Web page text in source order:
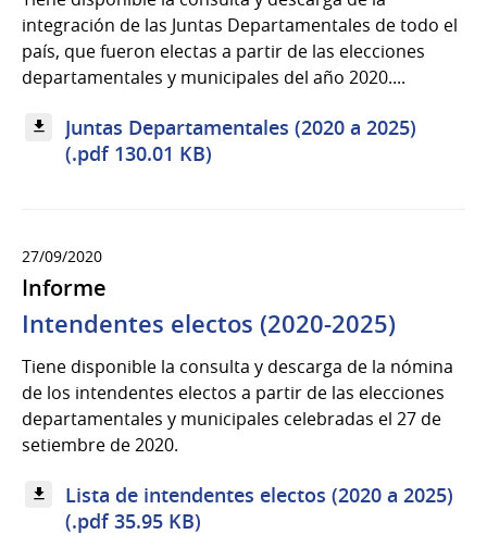
integración de las Juntas Departamentales de todo el
país, que fueron electas a partir de las elecciones
departamentales y municipales del año 2020....
Juntas Departamentales (2020 a 2025)
(.pdf 130.01 KB)
27/09/2020
Informe
Intendentes electos (2020-2025)
Tiene disponible la consulta y descarga de la nómina
de los intendentes electos a partir de las elecciones
departamentales y municipales celebradas el 27 de
setiembre de 2020.
Lista de intendentes electos (2020 a 2025)
(.pdf 35.95 KB)